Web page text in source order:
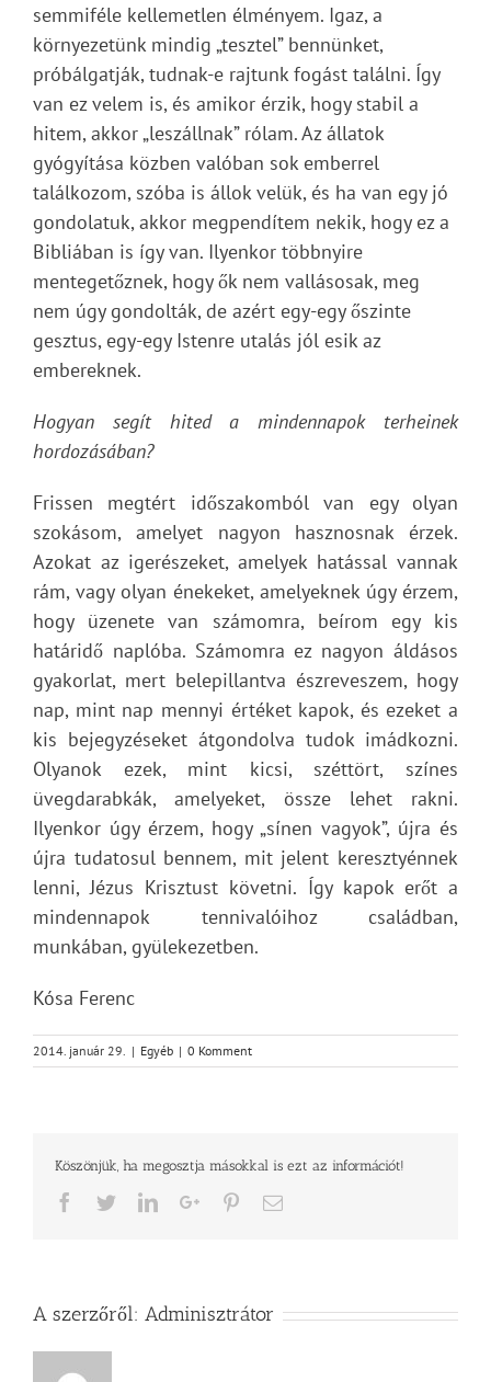
semmiféle kellemetlen élményem. Igaz, a
környezetünk mindig „tesztel” bennünket,
próbálgatják, tudnak-e rajtunk fogást találni. Így
van ez velem is, és amikor érzik, hogy stabil a
hitem, akkor „leszállnak” rólam. Az állatok
gyógyítása közben valóban sok emberrel
találkozom, szóba is állok velük, és ha van egy jó
gondolatuk, akkor megpendítem nekik, hogy ez a
Bibliában is így van. Ilyenkor többnyire
mentegetőznek, hogy ők nem vallásosak, meg
nem úgy gondolták, de azért egy-egy őszinte
gesztus, egy-egy Istenre utalás jól esik az
embereknek.
Hogyan segít hited a mindennapok terheinek
hordozásában?
Frissen megtért időszakomból van egy olyan
szokásom, amelyet nagyon hasznosnak érzek.
Azokat az igerészeket, amelyek hatással vannak
rám, vagy olyan énekeket, amelyeknek úgy érzem,
hogy üzenete van számomra, beírom egy kis
határidő naplóba. Számomra ez nagyon áldásos
gyakorlat, mert belepillantva észreveszem, hogy
nap, mint nap mennyi értéket kapok, és ezeket a
kis bejegyzéseket átgondolva tudok imádkozni.
Olyanok ezek, mint kicsi, széttört, színes
üvegdarabkák, amelyeket, össze lehet rakni.
Ilyenkor úgy érzem, hogy „sínen vagyok”, újra és
újra tudatosul bennem, mit jelent keresztyénnek
lenni, Jézus Krisztust követni. Így kapok erőt a
mindennapok tennivalóihoz családban,
munkában, gyülekezetben.
Kósa Ferenc
2014. január 29. | Egyéb | 0 Komment
Köszönjük, ha megosztja másokkal is ezt az információt!
Facebook
TwitterLinkedInGoogle+PinterestEmail
A szerzőről: Adminisztrátor